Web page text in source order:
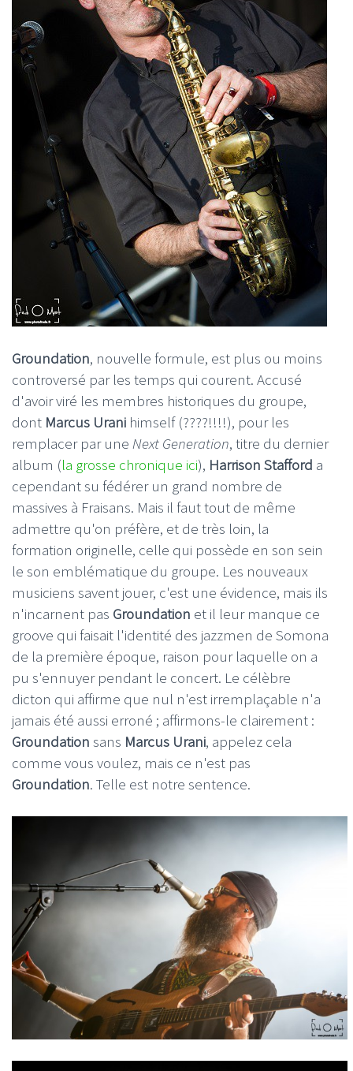
Groundation, nouvelle formule, est plus ou moins
controversé par les temps qui courent. Accusé
d'avoir viré les membres historiques du groupe,
dont Marcus Urani himself (????!!!!), pour les
remplacer par une Next Generation, titre du dernier
album (la grosse chronique ici), Harrison Stafford a
cependant su fédérer un grand nombre de
massives à Fraisans. Mais il faut tout de même
admettre qu'on préfère, et de très loin, la
formation originelle, celle qui possède en son sein
le son emblématique du groupe. Les nouveaux
musiciens savent jouer, c'est une évidence, mais ils
n'incarnent pas Groundation et il leur manque ce
groove qui faisait l'identité des jazzmen de Somona
de la première époque, raison pour laquelle on a
pu s'ennuyer pendant le concert. Le célèbre
dicton qui affirme que nul n'est irremplaçable n'a
jamais été aussi erroné ; affirmons-le clairement :
Groundation sans Marcus Urani, appelez cela
comme vous voulez, mais ce n'est pas
Groundation. Telle est notre sentence.